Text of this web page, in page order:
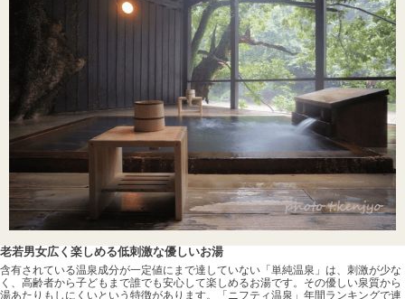
老若男女広く楽しめる低刺激な優しいお湯
含有されている温泉成分が一定値にまで達していない「単純温泉」は、刺激が少な
く、高齢者から子どもまで誰でも安心して楽しめるお湯です。その優しい泉質から
湯あたりもしにくいという特徴があります。「ニフティ温泉」年間ランキングで連